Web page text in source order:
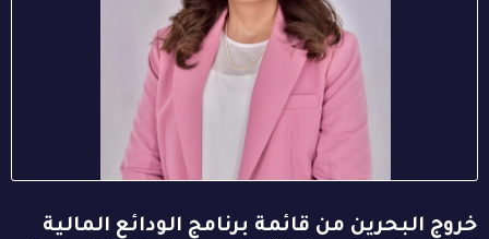
خروج البحرين من قائمة برنامج الودائع المالية